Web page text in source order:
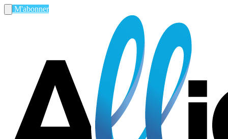
M'abonner